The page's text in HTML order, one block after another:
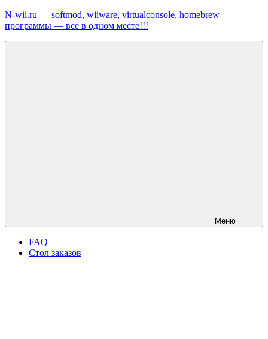
Перейти
к
N-wii.ru — softmod, wiiware, virtualconsole, homebrew
программы — все в одном месте!!!
Меню
FAQ
Стол заказов